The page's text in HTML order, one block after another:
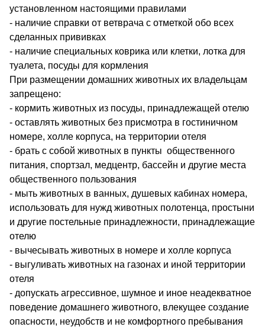
установленном настоящими правилами
- наличие справки от ветврача с отметкой обо всех
сделанных прививках
- наличие специальных коврика или клетки, лотка для
туалета, посуды для кормления
При размещении домашних животных их владельцам
запрещено:
- кормить животных из посуды, принадлежащей отелю
- оставлять животных без присмотра в гостиничном
номере, холле корпуса, на территории отеля
- брать с собой животных в пункты общественного
питания, спортзал, медцентр, бассейн и другие места
общественного пользования
- мыть животных в ванных, душевых кабинах номера,
использовать для нужд животных полотенца, простыни
и другие постельные принадлежности, принадлежащие
отелю
- вычесывать животных в номере и холле корпуса
- выгуливать животных на газонах и иной территории
отеля
- допускать агрессивное, шумное и иное неадекватное
поведение домашнего животного, влекущее создание
опасности, неудобств и не комфортного пребывания